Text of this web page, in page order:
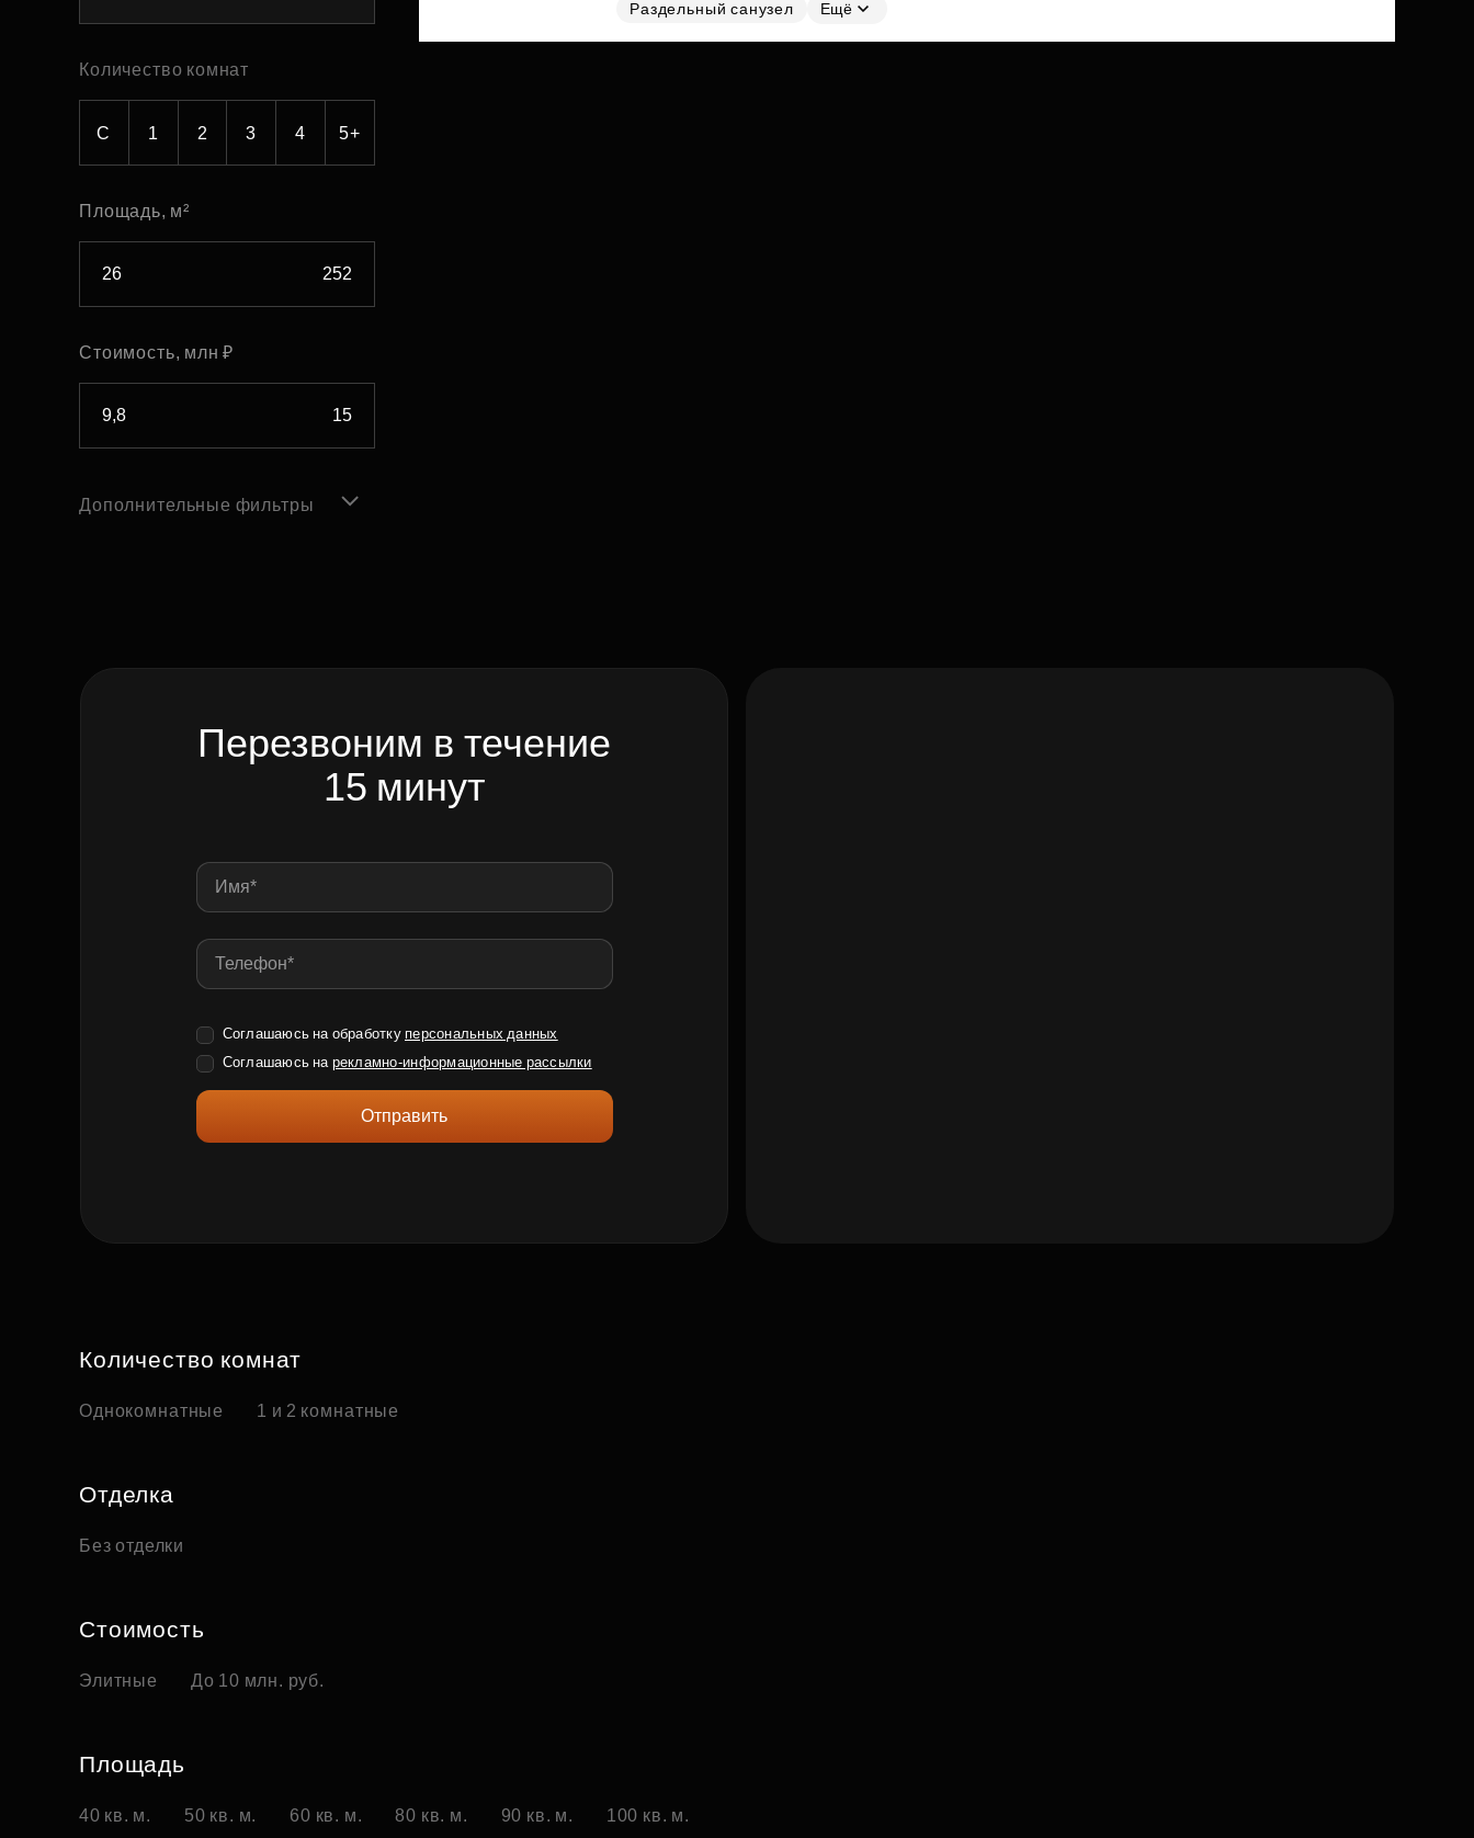
Рефинансирование
Субсидии
Количество комнат
С 1 2 3 4 5+
Площадь, м²
Стоимость, млн ₽
Дополнительные фильтры
Раздельный санузел
Ещё
Перезвоним в течение
15 минут
Соглашаюсь на обработку персональных данных
Соглашаюсь на рекламно-информационные рассылки
Отправить
Количество комнат
Однокомнатные 1 и 2 комнатные
Отделка
Без отделки
Стоимость
Элитные До 10 млн. руб.
Площадь
40 кв. м. 50 кв. м. 60 кв. м. 80 кв. м. 90 кв. м. 100 кв. м.